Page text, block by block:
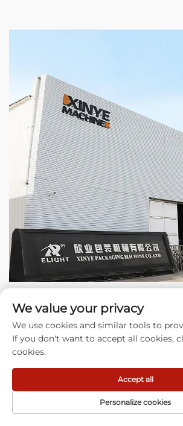
Γιατί να μας επιλέξετε
1) Εμπειρογνωμοσύνη: Εστιάζουμε στην
πλαστικές σακούλες και στην επίλυση
στη γραμμή παραγωγής σας (εμπλοκές, απόβλητα)
εφαρμογές.
2) Νεότερη Τεχνολογία: Η σχεδίασή μας
κάνουμε βελτιώσεις κάθε χρόνο, προχωρώντας
ανθεκτικά εξαρτήματα και σε λιγότερες
We value your privacy
We use cookies and similar tools to
If you don't want to accept all cookies,
cookies.
Personalize cookies
Accept all